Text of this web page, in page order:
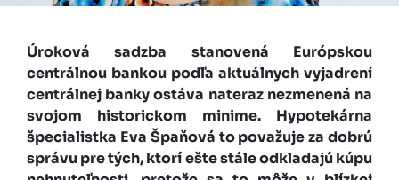
Úroková sadzba stanovená Európskou
centrálnou bankou podľa aktuálnych vyjadrení
centrálnej banky ostáva nateraz nezmenená na
svojom historickom minime. Hypotekárna
špecialistka Eva Špaňová to považuje za dobrú
správu pre tých, ktorí ešte stále odkladajú kúpu